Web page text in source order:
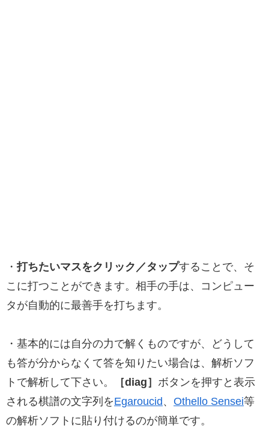
・打ちたいマスをクリック／タップすることで、そ
こに打つことができます。相手の手は、コンピュー
タが自動的に最善手を打ちます。
・基本的には自分の力で解くものですが、どうして
も答が分からなくて答を知りたい場合は、解析ソフ
トで解析して下さい。
［diag］ ボタンを押すと表示
される棋譜の文字列をEgaroucid、 Othello Sensei等
の解析ソフトに貼り付けるのが簡単です。